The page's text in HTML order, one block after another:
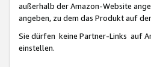
außerhalb der Amazon-Website
angeben, zu dem das Produkt auf
Sie dürfen keine Partner-Links auf
einstellen.